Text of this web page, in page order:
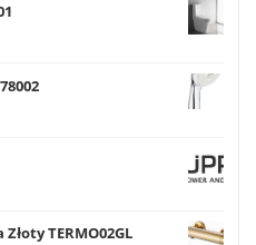
TERMO02GL